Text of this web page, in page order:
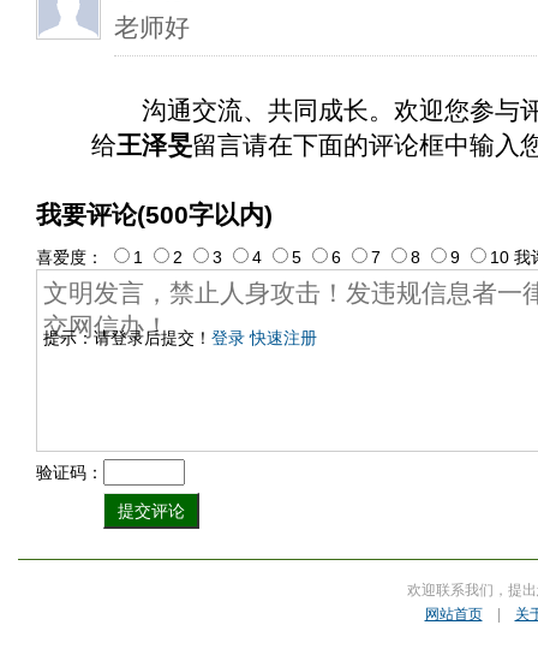
老师好
沟通交流、共同成长。欢迎您参与
给王泽旻留言请在下面的评论框中输入
我要评论(500字以内)
提示：请登录后提交！ 登录 快速注册
喜爱度： 1 2 3 4 5 6 7 8 9 10 我
验证码：
欢迎联系我们，提
网站首页| 关